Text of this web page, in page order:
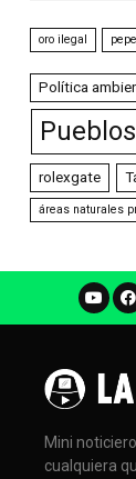
oro ilegal
Política
rolexgate
áreas naturales
Mini
cualquiera